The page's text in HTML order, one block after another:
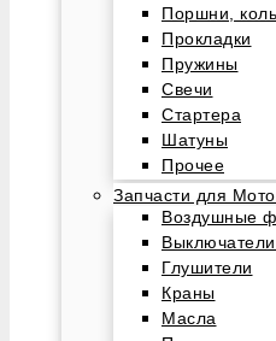
Поршни,
Прокладки
Пружины
Свечи
Стартера
Шатуны
Прочее
Запчасти для
Воздушные
Глушители
Краны
Масла